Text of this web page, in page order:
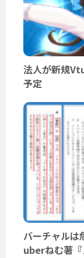
法人が新規
予定
バーチャルは
uberねむ著